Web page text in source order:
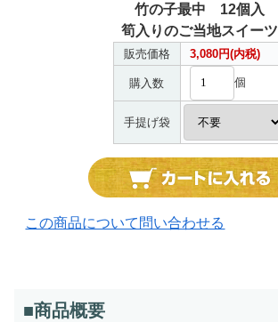
竹の子最中 12個入
筍入りのご当地スイーツ
販売価格 3,080円(内税)
購入数 個
手提げ袋
この商品について問い合わせる
■商品概要